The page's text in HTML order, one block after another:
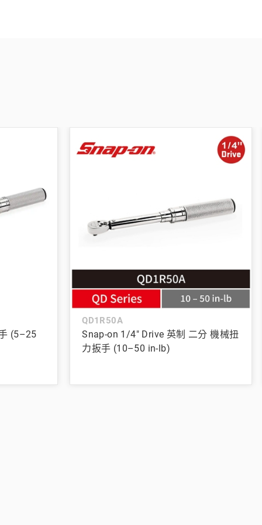
(5–25
QD1R50A
Snap-on 1/4" Drive 英制 二分 機械扭
力扳手 (10–50 in-lb)